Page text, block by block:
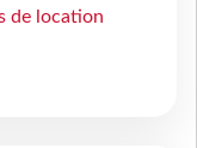
de location